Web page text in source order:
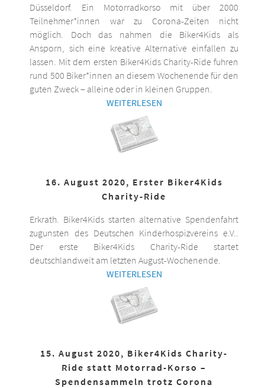
Düsseldorf. Ein Motorradkorso mit über 2000
Teilnehmer*innen war zu Corona-Zeiten nicht
möglich. Doch das nahmen die Biker4Kids als
Ansporn, sich eine kreative Alternative einfallen zu
lassen. Mit dem ersten Biker4Kids Charity-Ride fuhren
rund 500 Biker*innen an diesem Wochenende für den
guten Zweck – alleine oder in kleinen Gruppen.
WEITERLESEN
16. August 2020, Erster Biker4Kids
Charity-Ride
Erkrath. Biker4Kids starten alternative Spendenfahrt
zugunsten des Deutschen Kinderhospizvereins e.V..
Der erste Biker4Kids Charity-Ride startet
deutschlandweit am letzten August-Wochenende.
WEITERLESEN
15. August 2020, Biker4Kids Charity-
Ride statt Motorrad-Korso –
Spendensammeln trotz Corona